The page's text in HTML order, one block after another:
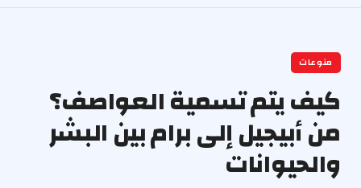
منوعات
كيف يتم تسمية العواصف؟
من أبيجيل إلى برام بين البشر
والحيوانات